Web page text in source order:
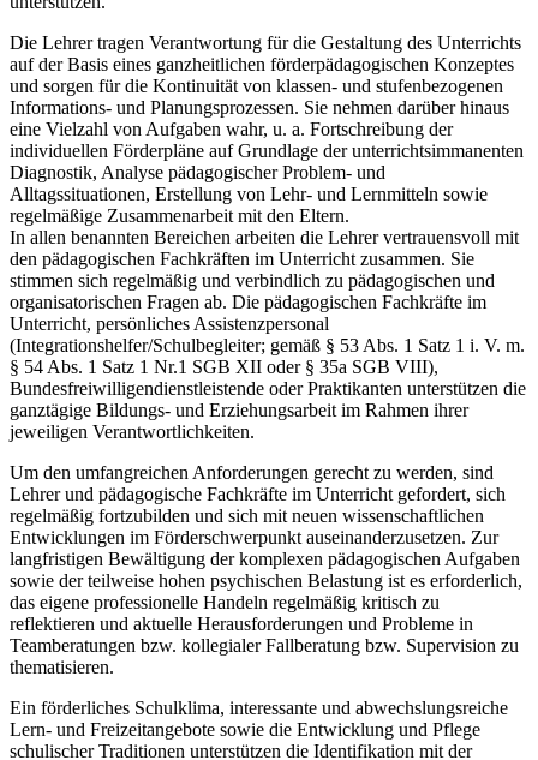
Die Lehrer tragen Verantwortung für die Gestaltung des Unterrichts
auf der Basis eines ganzheitlichen förderpädagogischen Konzeptes
und sorgen für die Kontinuität von klassen- und stufenbezogenen
Informations- und Planungsprozessen. Sie nehmen darüber hinaus
eine Vielzahl von Aufgaben wahr, u. a. Fortschreibung der
individuellen Förderpläne auf Grundlage der unterrichtsimmanenten
Diagnostik, Analyse pädagogischer Problem- und
Alltagssituationen, Erstellung von Lehr- und Lernmitteln sowie
regelmäßige Zusammenarbeit mit den Eltern.
In allen benannten Bereichen arbeiten die Lehrer vertrauensvoll mit
den pädagogischen Fachkräften im Unterricht zusammen. Sie
stimmen sich regelmäßig und verbindlich zu pädagogischen und
organisatorischen Fragen ab. Die pädagogischen Fachkräfte im
Unterricht, persönliches Assistenzpersonal
(Integrationshelfer/Schulbegleiter; gemäß § 53 Abs. 1 Satz 1 i. V. m.
§ 54 Abs. 1 Satz 1 Nr.1 SGB XII oder § 35a SGB VIII),
Bundesfreiwilligendienstleistende oder Praktikanten unterstützen die
ganztägige Bildungs- und Erziehungsarbeit im Rahmen ihrer
jeweiligen Verantwortlichkeiten.
Um den umfangreichen Anforderungen gerecht zu werden, sind
Lehrer und pädagogische Fachkräfte im Unterricht gefordert, sich
regelmäßig fortzubilden und sich mit neuen wissenschaftlichen
Entwicklungen im Förderschwerpunkt auseinanderzusetzen. Zur
langfristigen Bewältigung der komplexen pädagogischen Aufgaben
sowie der teilweise hohen psychischen Belastung ist es erforderlich,
das eigene professionelle Handeln regelmäßig kritisch zu
reflektieren und aktuelle Herausforderungen und Probleme in
Teamberatungen bzw. kollegialer Fallberatung bzw. Supervision zu
thematisieren.
Ein förderliches Schulklima, interessante und abwechslungsreiche
Lern- und Freizeitangebote sowie die Entwicklung und Pflege
schulischer Traditionen unterstützen die Identifikation mit der